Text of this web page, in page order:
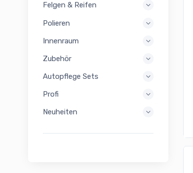
Felgen & Reifen
Polieren
Innenraum
Zubehör
Autopflege Sets
Profi
Neuheiten